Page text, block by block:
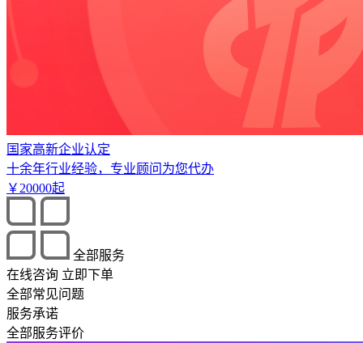
国家高新企业认定
十余年行业经验，专业顾问为您代办
￥ 20000起
全部服务
在线咨询 立即下单
全部常见问题
服务承诺
全部服务评价